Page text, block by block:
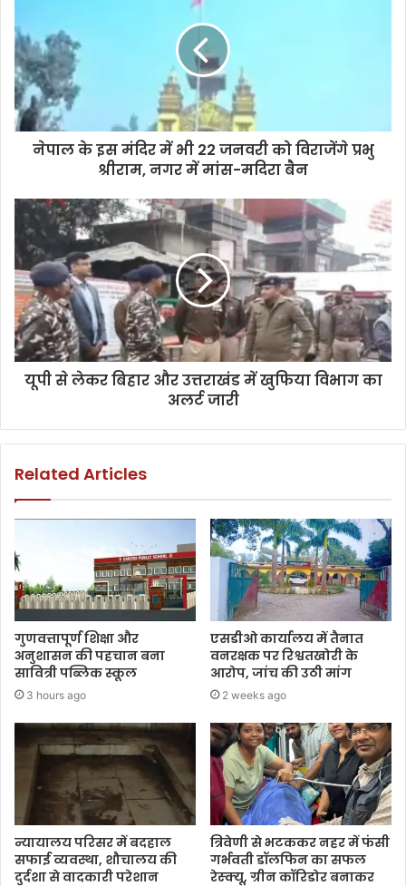
नेपाल के इस मंदिर में भी 22 जनवरी को विराजेंगे प्रभु
श्रीराम, नगर में मांस-मदिरा बैन
यूपी से लेकर बिहार और उत्तराखंड में खुफिया विभाग का
अलर्ट जारी
Related Articles
गुणवत्तापूर्ण शिक्षा और
अनुशासन की पहचान बना
सावित्री पब्लिक स्कूल
3 hours ago
एसडीओ कार्यालय में तैनात
वनरक्षक पर रिश्वतखोरी के
आरोप, जांच की उठी मांग
2 weeks ago
न्यायालय परिसर में बदहाल
सफाई व्यवस्था, शौचालय की
दुर्दशा से वादकारी परेशान
त्रिवेणी से भटककर नहर में फंसी
गर्भवती डॉलफिन का सफल
रेस्क्यू, ग्रीन कॉरिडोर बनाकर